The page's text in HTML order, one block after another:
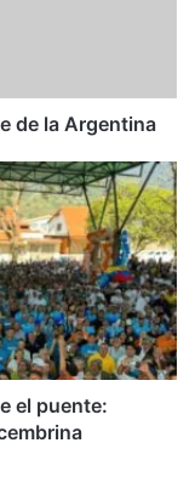
de la Argentina
el puente: